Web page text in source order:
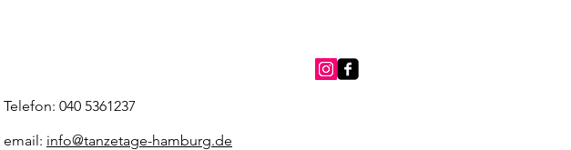
Telefon: 040 5361237
email: info@tanzetage-hamburg.de